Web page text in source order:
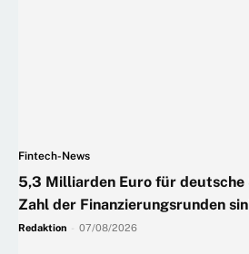
Fintech-News
5,3 Milliarden Euro für deutsche
Zahl der Finanzierungsrunden
Redaktion 07/08/2026